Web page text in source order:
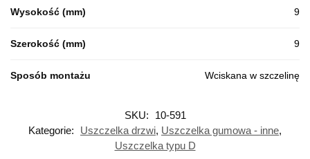
Wysokość (mm) 9
Szerokość (mm) 9
Sposób montażu Wciskana w szczelinę
SKU:
10-591
Kategorie:
Uszczelka drzwi, Uszczelka gumowa - inne,
Uszczelka typu D